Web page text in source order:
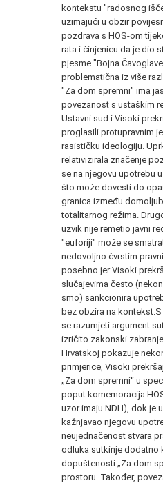
kontekstu "radosnog
uzimajući u obzir
pozdrava s HOS-om
rata i činjenicu da je dio
pjesme "Bojna
problematična iz više
"Za dom spremni" ima
povezanost s ustaškim
Ustavni sud i Visoki
proglasili protupravnim
rasističku ideologiju.
relativizirala značenje
se na njegovu upotrebu
što može dovesti do
granica između
totalitarnog režima.
uzvik nije remetio javni
"euforiji" može se
nedovoljno čvrstim
posebno jer Visoki
slučajevima često
smo) sankcionira
bez obzira na
se razumjeti argument
izričito zakonski
Hrvatskoj pokazuje
primjerice, Visoki
„Za dom spremni“ u
poput komemoracija
uzor imaju NDH), dok je
kažnjavao njegovu
neujednačenost stvara
odluka sutkinje dodatno
dopuštenosti „Za dom
prostoru. Također,